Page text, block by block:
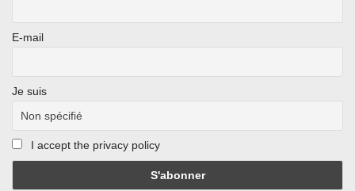
E-mail
Je suis
I accept the privacy policy